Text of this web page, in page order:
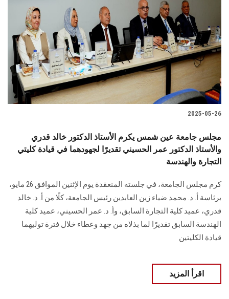
2025-05-26
مجلس جامعة عين شمس يكرم الأستاذ الدكتور خالد قدري
والأستاذ الدكتور عمر الحسيني تقديرًا لجهودهما في قيادة كليتي
التجارة والهندسة
كرم مجلس الجامعة، في جلسته المنعقدة يوم الإثنين الموافق 26 مايو،
برئاسة أ. د. محمد ضياء زين العابدين رئيس الجامعة، كلًا من أ. د. خالد
قدري، عميد كلية التجارة السابق، وأ. د. عمر الحسيني، عميد كلية
الهندسة السابق تقديرًا لما بذلاه من جهد وعطاء خلال فترة توليهما
قيادة الكليتين
اقرأ المزيد